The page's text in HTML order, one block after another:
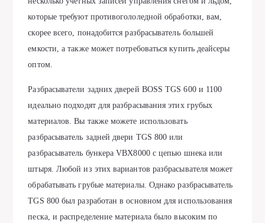
которые требуют противогололедной обработки, вам,
скорее всего, понадобится разбрасыватель большей
емкости, а также может потребоваться купить деайсеры
оптом.
Разбрасыватели задних дверей BOSS TGS 600 и 1100
идеально подходят для разбрасывания этих грубых
материалов. Вы также можете использовать
разбрасыватель задней двери TGS 800 или
разбрасыватель бункера VBX8000 с цепью шнека или
штыря. Любой из этих вариантов разбрасывателя может
обрабатывать грубые материалы. Однако разбрасыватель
TGS 800 был разработан в основном для использования
песка, и распределение материала было высоким по